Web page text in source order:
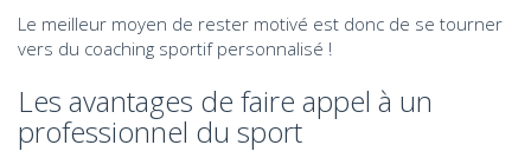
Le meilleur moyen de rester motivé est donc de se tourner
vers du coaching sportif personnalisé !
Les avantages de faire appel à un
professionnel du sport